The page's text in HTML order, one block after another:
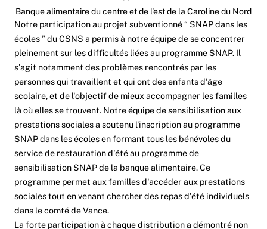
Banque alimentaire du centre et de l'est de la Caroline du Nord
Notre participation au projet subventionné “ SNAP dans les
écoles ” du CSNS a permis à notre équipe de se concentrer
pleinement sur les difficultés liées au programme SNAP. Il
s'agit notamment des problèmes rencontrés par les
personnes qui travaillent et qui ont des enfants d'âge
scolaire, et de l'objectif de mieux accompagner les familles
là où elles se trouvent. Notre équipe de sensibilisation aux
prestations sociales a soutenu l'inscription au programme
SNAP dans les écoles en formant tous les bénévoles du
service de restauration d'été au programme de
sensibilisation SNAP de la banque alimentaire. Ce
programme permet aux familles d'accéder aux prestations
sociales tout en venant chercher des repas d'été individuels
dans le comté de Vance.
La forte participation à chaque distribution a démontré non